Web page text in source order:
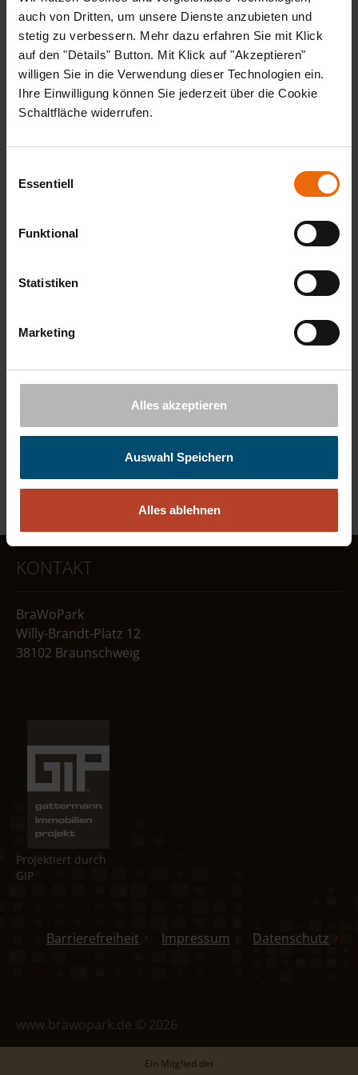
auch von Dritten, um unsere Dienste anzubieten und
stetig zu verbessern. Mehr dazu erfahren Sie mit Klick
auf den "Details" Button. Mit Klick auf "Akzeptieren"
willigen Sie in die Verwendung dieser Technologien ein.
Ihre Einwilligung können Sie jederzeit über die Cookie
Schaltfläche widerrufen.
Essentiell
Funktional
Statistiken
Marketing
Alles akzeptieren
Auswahl Speichern
Alles ablehnen
Show larger version
GALERIE 2013
Abriss Alte Paketverladehalle vom 08.01.2013
Abbruch Werkstätten
Abriss ehem. Verwaltungsgebäude
Abriss Anbau
Baustellenimpressionen
Abriss Gebäudebrücke
Neue Energieversorgung
Abriss Postverteilung
vom 09.01.2013
KONTAKT
BraWoPark
Willy-Brandt-Platz 12
38102 Braunschweig
Projektiert durch
GIP
Barrierefreiheit Impressum Datenschutz
www.brawopark.de © 2026
Ein Mitglied der